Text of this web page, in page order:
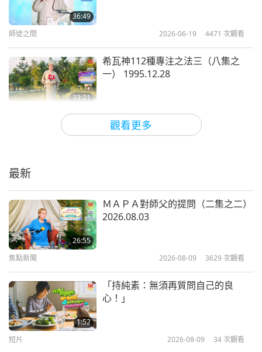
觀看更多
36:49
師徒之間 2026-06-19 4471 次觀看
33:21
希瓦神112種專注之法三（八集之
一） 1995.12.28
2026-06-11
誠摯的祝福（三集之一）
魔羅之王分享物質世界的十條法則
最新
26:55
ＭＡＰＡ對師父的提問（二集之二）
2026.08.03
焦點新聞 2026-08-09 3629 次觀看
1:52
「持純素：無須再質問自己的良
心！」
短片 2026-08-09 34次觀看